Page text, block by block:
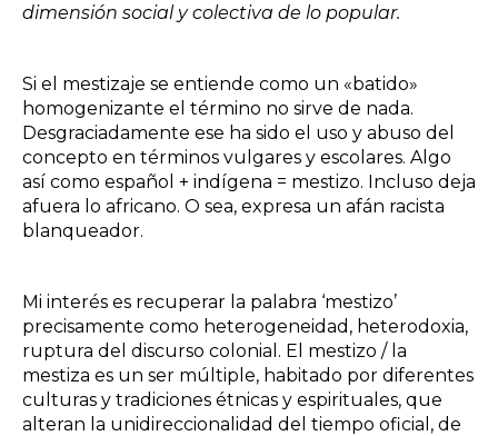
dimensión social y colectiva de lo popular.
Si el mestizaje se entiende como un «batido»
homogenizante el término no sirve de nada.
Desgraciadamente ese ha sido el uso y abuso del
concepto en términos vulgares y escolares. Algo
así como español + indígena = mestizo. Incluso deja
afuera lo africano. O sea, expresa un afán racista
blanqueador.
Mi interés es recuperar la palabra ‘mestizo’
precisamente como heterogeneidad, heterodoxia,
ruptura del discurso colonial. El mestizo / la
mestiza es un ser múltiple, habitado por diferentes
culturas y tradiciones étnicas y espirituales, que
alteran la unidireccionalidad del tiempo oficial, de